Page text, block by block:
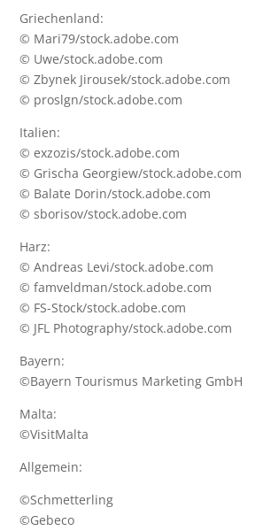
Griechenland:
© Mari79/stock.adobe.com
© Uwe/stock.adobe.com
© Zbynek Jirousek/stock.adobe.com
© proslgn/stock.adobe.com
Italien:
© exzozis/stock.adobe.com
© Grischa Georgiew/stock.adobe.com
© Balate Dorin/stock.adobe.com
© sborisov/stock.adobe.com
Harz:
© Andreas Levi/stock.adobe.com
© famveldman/stock.adobe.com
© FS-Stock/stock.adobe.com
© JFL Photography/stock.adobe.com
Bayern:
©Bayern Tourismus Marketing GmbH
Malta:
©VisitMalta
Allgemein:
©Schmetterling
©Gebeco